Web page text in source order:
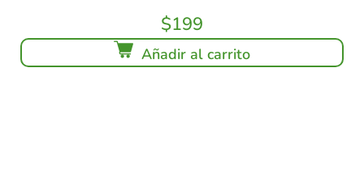
$199
Añadir al carrito